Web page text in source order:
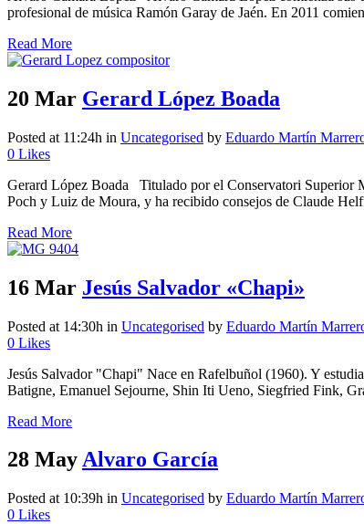
profesional de música Ramón Garay de Jaén. En 2011
Read More
20 Mar Gerard López Boada
Posted at 11:24h in Uncategorised by Eduardo Martín
0 Likes
Gerard López Boada Titulado por el Conservatori Superior
Poch y Luiz de Moura, y ha recibido consejos de Claude
Read More
16 Mar Jesús Salvador «Chapi»
Posted at 14:30h in Uncategorised by Eduardo Martín
0 Likes
Jesús Salvador "Chapi" Nace en Rafelbuñol (1960). Y
Batigne, Emanuel Sejourne, Shin Iti Ueno, Siegfried Fink,
Read More
28 MayAlvaro García
Posted at 10:39h in Uncategorised by Eduardo Martín
0 Likes